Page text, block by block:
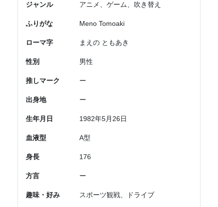
ジャンル アニメ、ゲーム、吹き替え
ふりがな Meno Tomoaki
ローマ字 まえの ともあき
性別 男性
推しマーク ー
出身地 ー
生年月日 1982年5月26日
血液型 A型
身長 176
方言 ー
趣味・好み スポーツ観戦、ドライブ